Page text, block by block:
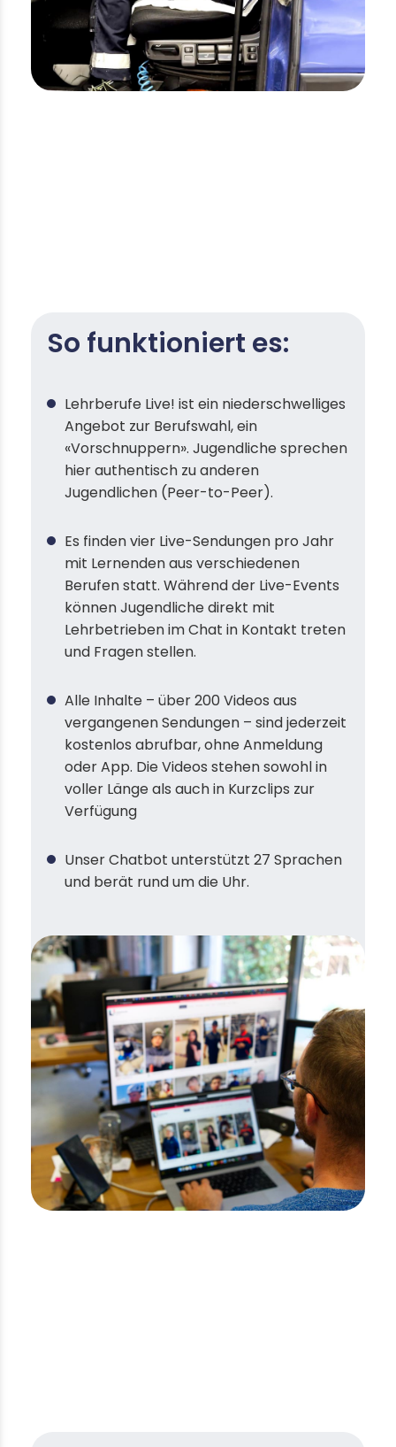
So funktioniert es:
Lehrberufe Live! ist ein niederschwelliges
Angebot zur Berufswahl, ein
«Vorschnuppern». Jugendliche sprechen
hier authentisch zu anderen
Jugendlichen (Peer-to-Peer).
Es finden vier Live-Sendungen pro Jahr
mit Lernenden aus verschiedenen
Berufen statt. Während der Live-Events
können Jugendliche direkt mit
Lehrbetrieben im Chat in Kontakt treten
und Fragen stellen.
Alle Inhalte – über 200 Videos aus
vergangenen Sendungen – sind jederzeit
kostenlos abrufbar, ohne Anmeldung
oder App. Die Videos stehen sowohl in
voller Länge als auch in Kurzclips zur
Verfügung
Unser Chatbot unterstützt 27 Sprachen
und berät rund um die Uhr.